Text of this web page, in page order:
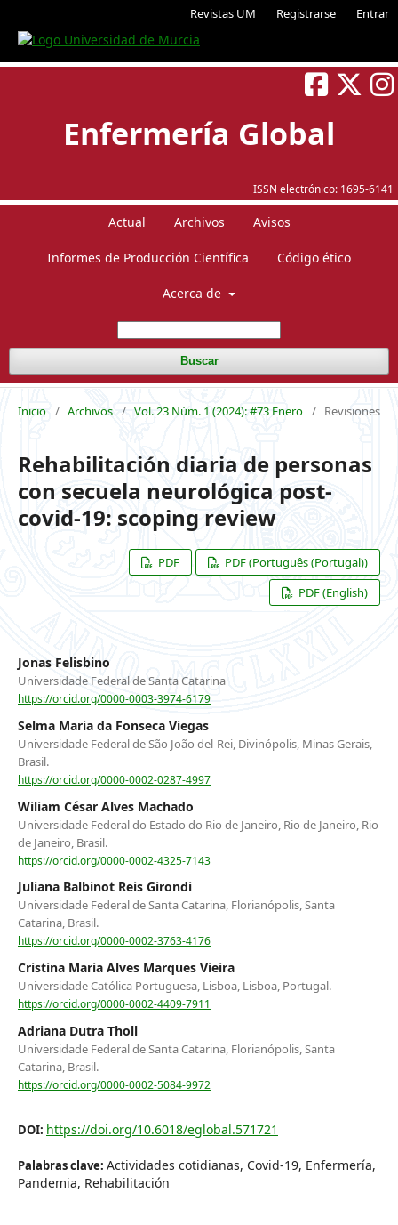
Revistas UM Registrarse Entrar
ISSN electrónico: 1695-6141
Enfermería Global
Actual Archivos Avisos
Informes de Producción Científica Código ético
Acerca de
Buscar
Inicio / Archivos / Vol. 23 Núm. 1 (2024): #73 Enero / Revisiones
Rehabilitación diaria de personas
con secuela neurológica post-
covid-19: scoping review
PDF
PDF (Português (Portugal))
PDF (English)
Jonas Felisbino
Universidade Federal de Santa Catarina
https://orcid.org/0000-0003-3974-6179
Selma Maria da Fonseca Viegas
Universidade Federal de São João del-Rei, Divinópolis, Minas Gerais,
Brasil.
https://orcid.org/0000-0002-0287-4997
Wiliam César Alves Machado
Universidade Federal do Estado do Rio de Janeiro, Rio de Janeiro, Rio
de Janeiro, Brasil.
https://orcid.org/0000-0002-4325-7143
Juliana Balbinot Reis Girondi
Universidade Federal de Santa Catarina, Florianópolis, Santa
Catarina, Brasil.
https://orcid.org/0000-0002-3763-4176
Cristina Maria Alves Marques Vieira
Universidade Católica Portuguesa, Lisboa, Lisboa, Portugal.
https://orcid.org/0000-0002-4409-7911
Adriana Dutra Tholl
Universidade Federal de Santa Catarina, Florianópolis, Santa
Catarina, Brasil.
https://orcid.org/0000-0002-5084-9972
DOI: https://doi.org/10.6018/eglobal.571721
Palabras clave: Actividades cotidianas, Covid-19, Enfermería,
Pandemia, Rehabilitación